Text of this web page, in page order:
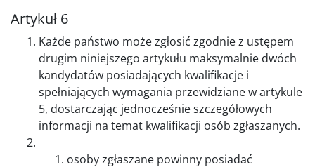
Artykuł 6
Każde państwo może zgłosić zgodnie z ustępem
drugim niniejszego artykułu maksymalnie dwóch
kandydatów posiadających kwalifikacje i
spełniających wymagania przewidziane w artykule
5, dostarczając jednocześnie szczegółowych
informacji na temat kwalifikacji osób zgłaszanych.
osoby zgłaszane powinny posiadać